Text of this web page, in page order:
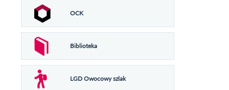
OCK
Biblioteka
LGD Owocowy szlak